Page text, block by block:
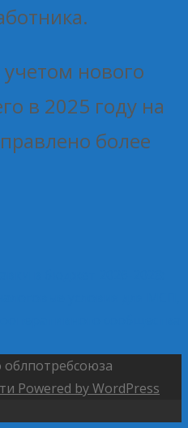
нового
в 2025 году на
более
Powered by WordPress